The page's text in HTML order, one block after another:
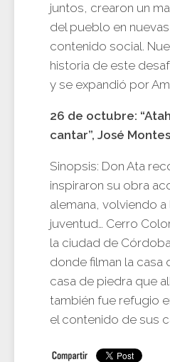
juntos, crearon un
del pueblo en
contenido social.
historia de este
y se expandió por
26 de octubre:
cantar”, José
Sinopsis: Don Ata
inspiraron su obra
alemana, volviendo
juventud… Cerro
la ciudad de
donde filman la casa
casa de piedra que
también fue refugio
el contenido de sus